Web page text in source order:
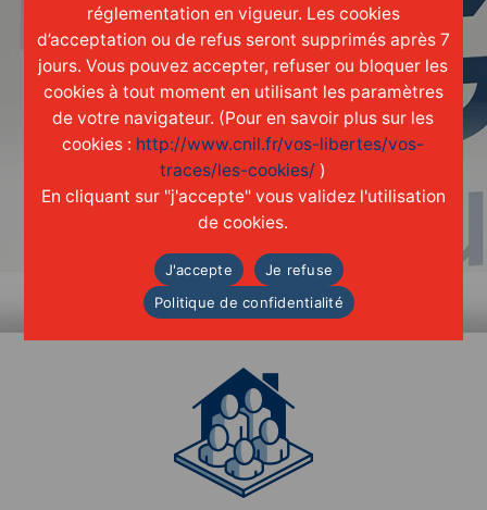
Vidéo
Découvrez GT solutions en vidéo
réglementation en vigueur. Les cookies
d’acceptation ou de refus seront supprimés après 7
jours. Vous pouvez accepter, refuser ou bloquer les
cookies à tout moment en utilisant les paramètres
de votre navigateur. (Pour en savoir plus sur les
cookies : http://www.cnil.fr/vos-libertes/vos-
traces/les-cookies/ )
En cliquant sur "j'accepte" vous validez l'utilisation
de cookies.
J'accepte
Je refuse
Politique de confidentialité